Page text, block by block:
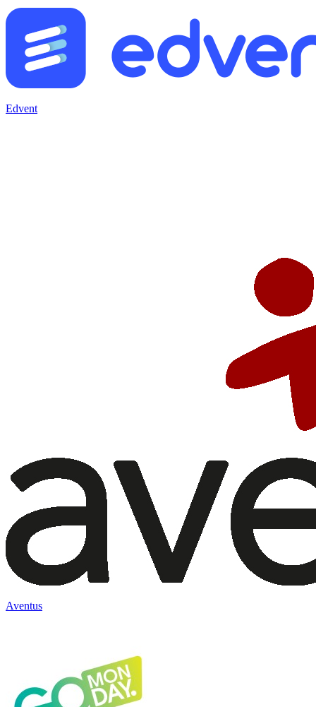
Edvent
Aventus